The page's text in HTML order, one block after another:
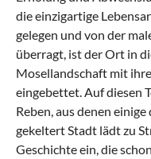
die einzigartige
gelegen und von der
überragt, ist der Ort in
Mosellandschaft mit
eingebettet. Auf diesen
Reben, aus denen
gekeltert Stadt lädt zu
Geschichte ein, die